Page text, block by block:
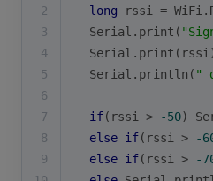
2
long rssi = WiFi .
3
Serial . print (
4
Serial . print
5
Serial . println ( "
6
7
if(rssi > -50)
8
else if(rssi > -
9
else if(rssi > -